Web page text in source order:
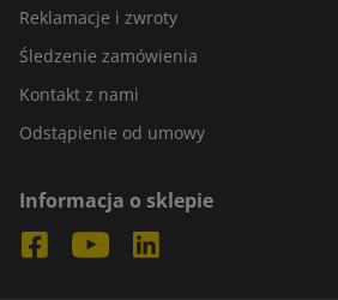
Reklamacje i zwroty
Śledzenie zamówienia
Kontakt z nami
Odstąpienie od umowy
Informacja o sklepie